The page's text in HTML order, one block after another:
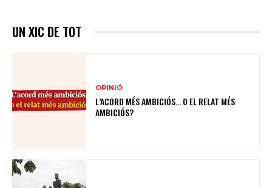
UN XIC DE TOT
OPINIÓ
L’ACORD MÉS AMBICIÓS… O EL RELAT MÉS
AMBICIÓS?